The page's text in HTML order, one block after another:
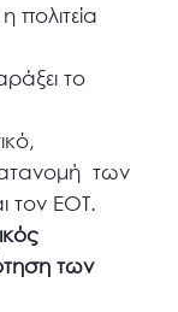
πολιτεία
το
των
τον ΕΟΤ.
των